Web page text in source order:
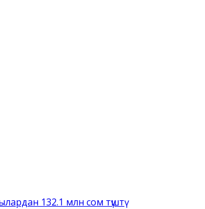
132.1 млн сом түштү